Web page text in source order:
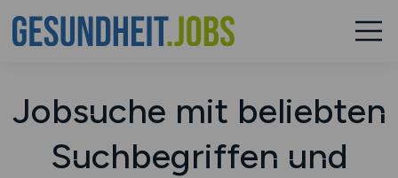
Jobsuche mit beliebten
Suchbegriffen und